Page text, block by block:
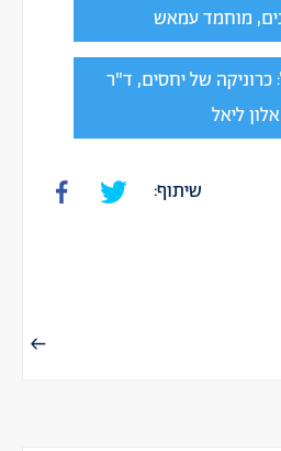
מוחמד עמאש
כרוניקה של יחסים, ד"ר
אלון ליאל
שיתוף: